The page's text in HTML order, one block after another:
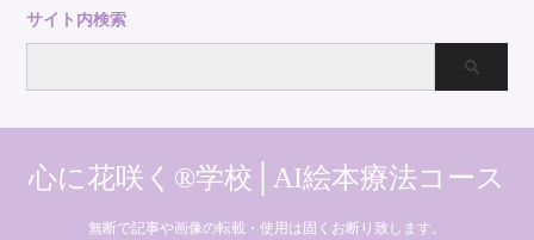
サイト内検索
心に花咲く®学校│AI絵本療法コース
無断で記事や画像の転載・使用は固くお断り致します。